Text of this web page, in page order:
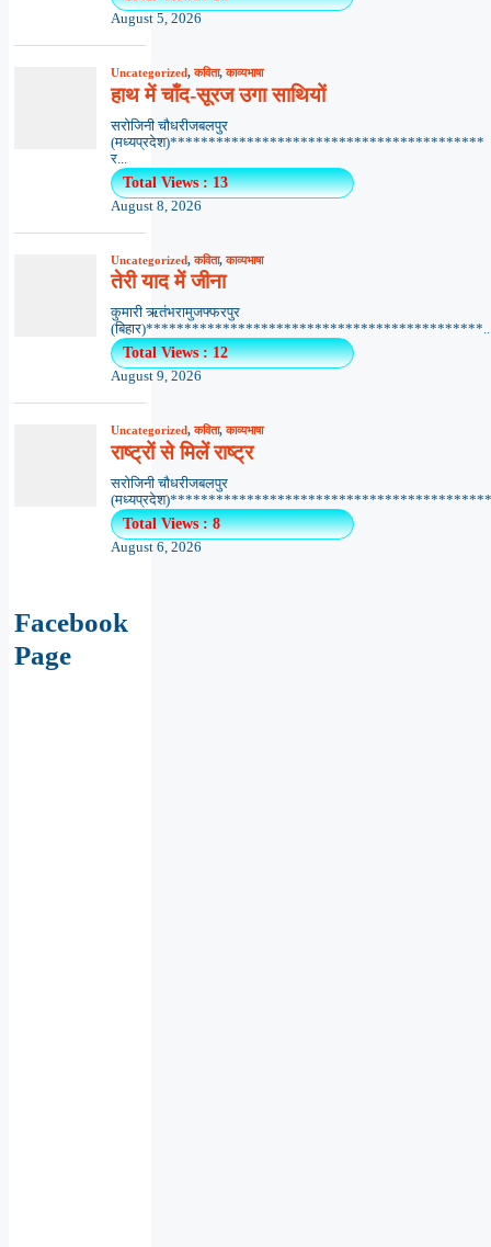
August 5, 2026
Uncategorized,कविता,काव्यभाषा
हाथ में चाँद-सूरज उगा साथियों
सरोजिनी चौधरीजबलपुर
(मध्यप्रदेश)*****************************************
र...
Total Views : 13
August 8, 2026
Uncategorized,कविता,काव्यभाषा
तेरी याद में जीना
कुमारी ऋतंभरामुजफ्फरपुर
Total Views : 12
August 9, 2026
Uncategorized,कविता,काव्यभाषा
राष्ट्रों से मिलें राष्ट्र
सरोजिनी चौधरीजबलपुर
Total Views : 8
August 6, 2026
Facebook
Page